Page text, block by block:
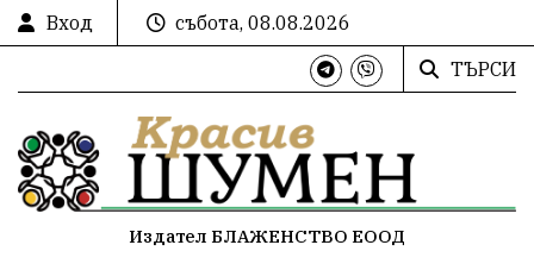
Вход
събота, 08.08.2026
ТЪРСИ
Издател БЛАЖЕНСТВО ЕООД